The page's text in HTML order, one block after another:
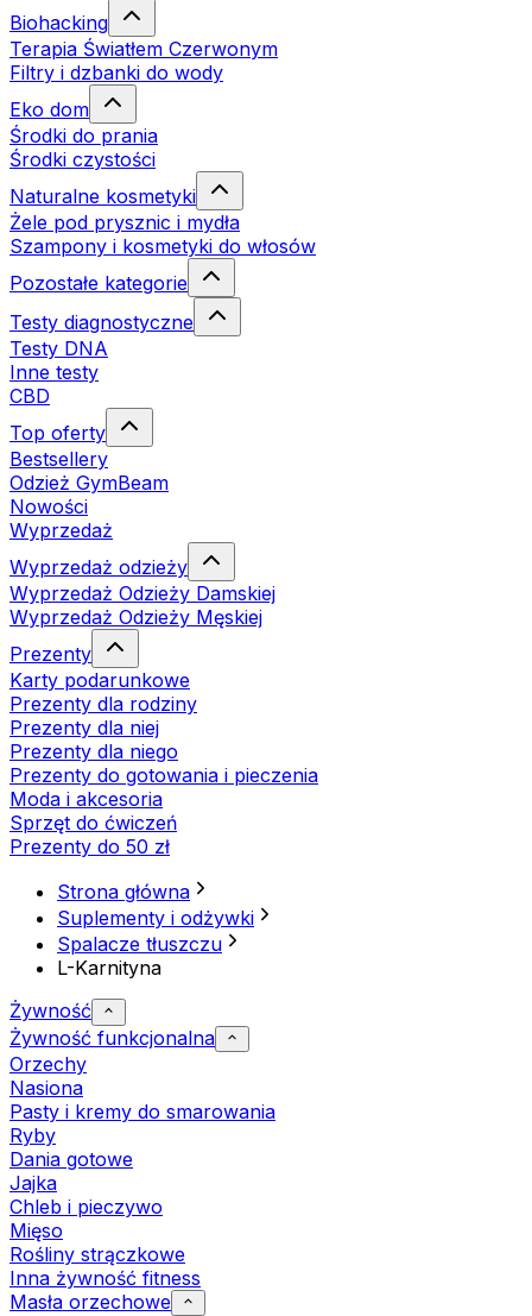
Biohacking
Terapia Światłem Czerwonym
Filtry i dzbanki do wody
Eko dom
Środki do prania
Środki czystości
Naturalne kosmetyki
Żele pod prysznic i mydła
Szampony i kosmetyki do włosów
Pozostałe kategorie
Testy diagnostyczne
Testy DNA
Inne testy
CBD
Top oferty
Bestsellery
Odzież GymBeam
Nowości
Wyprzedaż
Wyprzedaż odzieży
Wyprzedaż Odzieży Damskiej
Wyprzedaż Odzieży Męskiej
Prezenty
Karty podarunkowe
Prezenty dla rodziny
Prezenty dla niej
Prezenty dla niego
Prezenty do gotowania i pieczenia
Moda i akcesoria
Sprzęt do ćwiczeń
Prezenty do 50 zł
Strona główna
Suplementy i odżywki
Spalacze tłuszczu
L-Karnityna
Żywność
Żywność funkcjonalna
Orzechy
Nasiona
Pasty i kremy do smarowania
Ryby
Dania gotowe
Jajka
Chleb i pieczywo
Mięso
Rośliny strączkowe
Inna żywność fitness
Masła orzechowe